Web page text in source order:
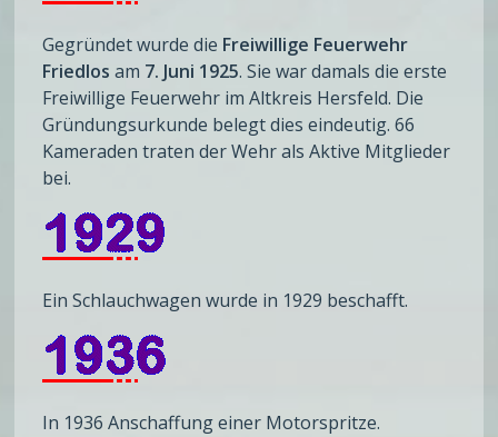
Gegründet wurde die Freiwillige Feuerwehr
Friedlos am 7. Juni 1925. Sie war damals die erste
Freiwillige Feuerwehr im Altkreis Hersfeld. Die
Gründungsurkunde belegt dies eindeutig. 66
Kameraden traten der Wehr als Aktive Mitglieder
bei.
Ein Schlauchwagen wurde in 1929 beschafft.
In 1936 Anschaffung einer Motorspritze.